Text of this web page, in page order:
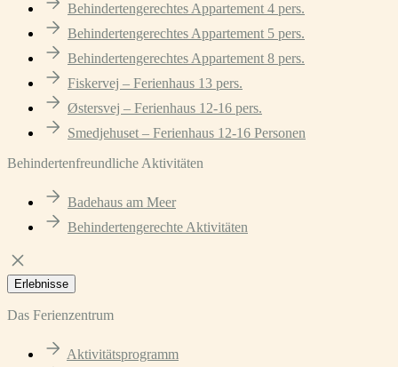
Behindertengerechtes Appartement 4 pers.
Behindertengerechtes Appartement 5 pers.
Behindertengerechtes Appartement 8 pers.
Fiskervej – Ferienhaus 13 pers.
Østersvej – Ferienhaus 12-16 pers.
Smedjehuset – Ferienhaus 12-16 Personen
Behindertenfreundliche Aktivitäten
Badehaus am Meer
Behindertengerechte Aktivitäten
Erlebnisse
Das Ferienzentrum
Aktivitätsprogramm